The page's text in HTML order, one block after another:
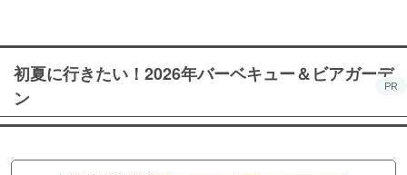
初夏に行きたい！2026年バーベキュー＆ビアガーデ
ン
PR